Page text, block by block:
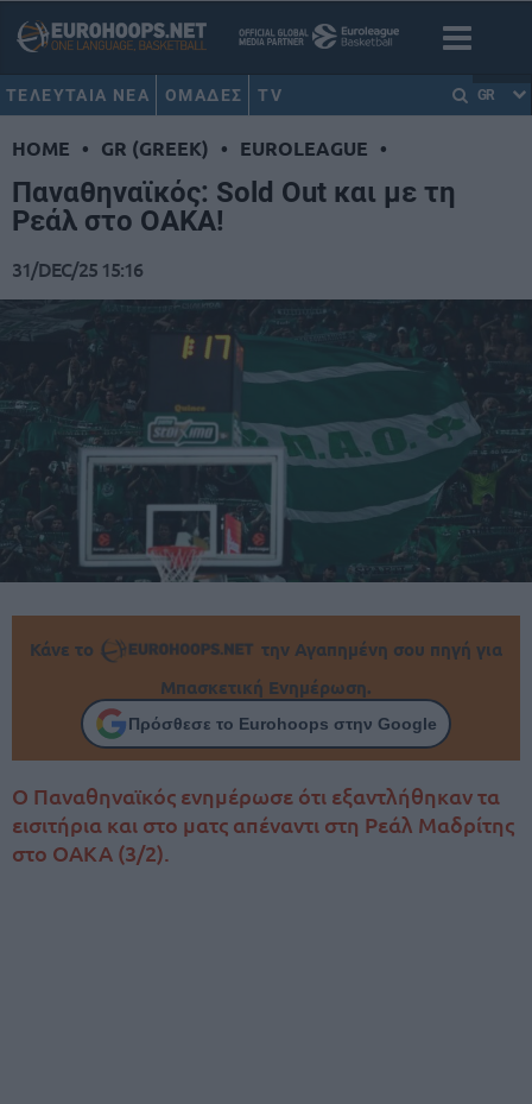
ΤΕΛΕΥΤΑΙΑ ΝΕΑ ΟΜΑΔΕΣ TV GR
HOME • GR (GREEK) • EUROLEAGUE •
Παναθηναϊκός: Sold Out και με τη
Ρεάλ στο ΟΑΚΑ!
31/DEC/25 15:16
Κάνε το
την Αγαπημένη σου πηγή για
Μπασκετική Ενημέρωση.
Πρόσθεσε το Eurohoops στην Google
Ο Παναθηναϊκός ενημέρωσε ότι εξαντλήθηκαν τα
εισιτήρια και στο ματς απέναντι στη Ρεάλ Μαδρίτης
στο ΟΑΚΑ (3/2).